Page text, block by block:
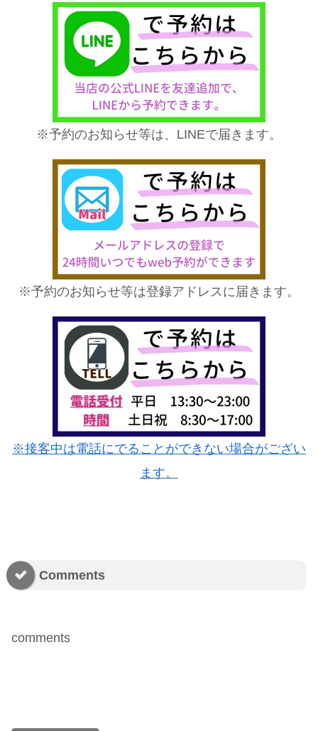
※予約のお知らせ等は、LINEで届きます。
※予約のお知らせ等は登録アドレスに届きます。
※接客中は電話にでることができない場合がござい
ます。
Comments
comments